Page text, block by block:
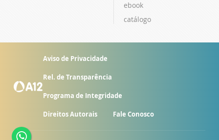
ebook
catálogo
Aviso de Privacidade
Rel. de Transparência
Programa de Integridade
Direitos Autorais Fale Conosco